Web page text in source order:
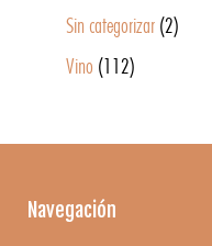
Sin categorizar (2)
Vino (112)
Navegación